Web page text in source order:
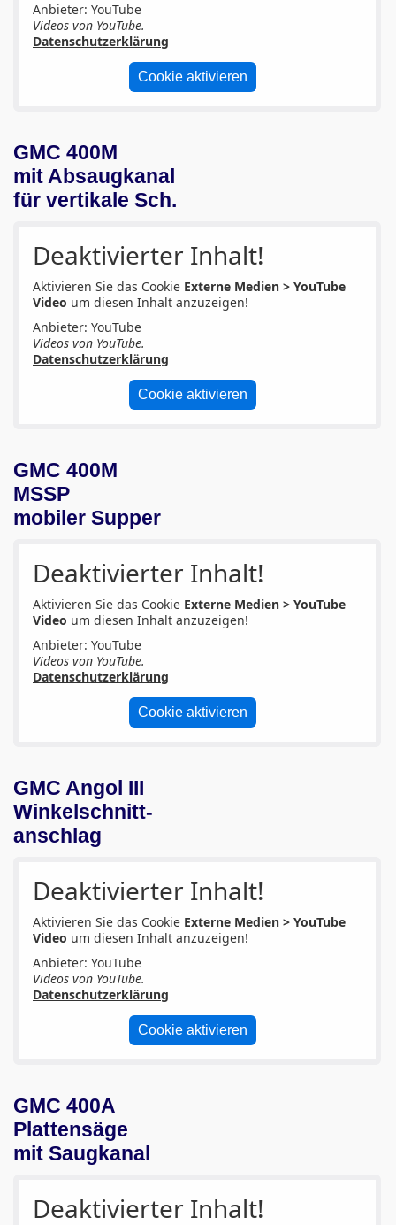
Anbieter: YouTube
Videos von YouTube.
Datenschutzerklärung
Cookie aktivieren
GMC 400M
mit Absaugkanal
für vertikale Sch.
Deaktivierter Inhalt!
Aktivieren Sie das Cookie Externe Medien > YouTube
Video um diesen Inhalt anzuzeigen!
Anbieter: YouTube
Videos von YouTube.
Datenschutzerklärung
Cookie aktivieren
GMC 400M
MSSP
mobiler Supper
Deaktivierter Inhalt!
Aktivieren Sie das Cookie Externe Medien > YouTube
Video um diesen Inhalt anzuzeigen!
Anbieter: YouTube
Videos von YouTube.
Datenschutzerklärung
Cookie aktivieren
GMC Angol III
Winkelschnitt-
anschlag
Deaktivierter Inhalt!
Aktivieren Sie das Cookie Externe Medien > YouTube
Video um diesen Inhalt anzuzeigen!
Anbieter: YouTube
Videos von YouTube.
Datenschutzerklärung
Cookie aktivieren
GMC 400A
Plattensäge
mit Saugkanal
Deaktivierter Inhalt!